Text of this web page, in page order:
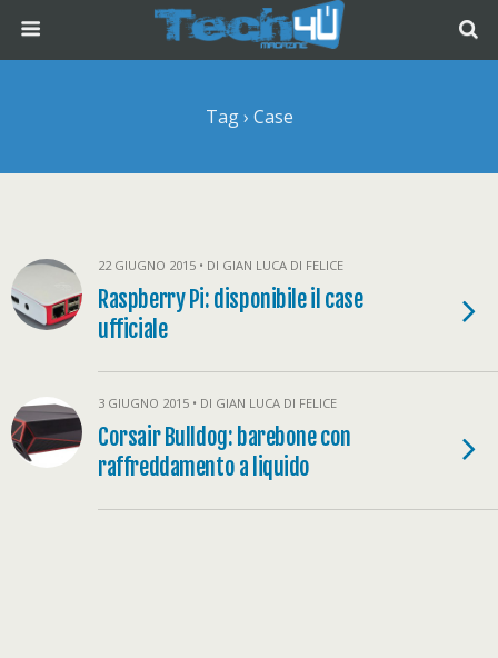
Tag › Case
22 GIUGNO 2015 • DI GIAN LUCA DI FELICE
Raspberry Pi: disponibile il case
ufficiale
3 GIUGNO 2015 • DI GIAN LUCA DI FELICE
Corsair Bulldog: barebone con
raffreddamento a liquido